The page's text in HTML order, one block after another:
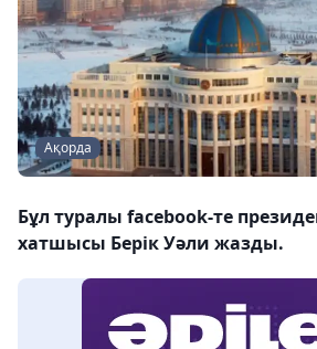
Ақорда
Бұл туралы facebook-те
хатшысы Берік Уәли жазды.